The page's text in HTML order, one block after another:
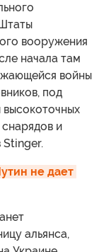
вооружения
начала там
войны
под
высокоточных
и
Stinger.
не дает
альянса,